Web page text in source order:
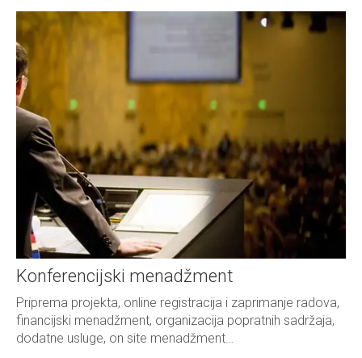
Konferencijski menadžment
Priprema projekta, online registracija i zaprimanje radova,
financijski menadžment, organizacija popratnih sadržaja,
dodatne usluge, on site menadžment…